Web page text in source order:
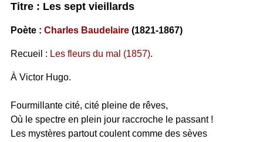
Titre : Les sept vieillards
Poète : Charles Baudelaire(1821-1867)
Recueil : Les fleurs du mal (1857).
À Victor Hugo.
Fourmillante cité, cité pleine de rêves,
Où le spectre en plein jour raccroche le passant !
Les mystères partout coulent comme des sèves